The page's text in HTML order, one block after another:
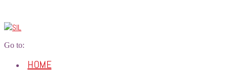
Go to:
HOME